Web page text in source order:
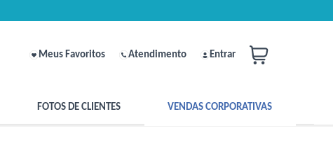
Meus Favoritos Atendimento Entrar
FOTOS DE CLIENTES VENDAS CORPORATIVAS